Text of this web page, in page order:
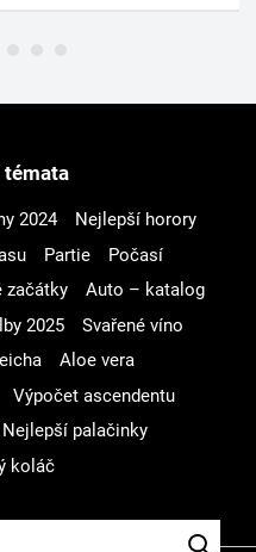
2024
Nejlepší horory
Partie
Počasí
začátky
Auto – katalog
2025
Svařené víno
Aloe vera
Výpočet ascendentu
Nejlepší palačinky
koláč